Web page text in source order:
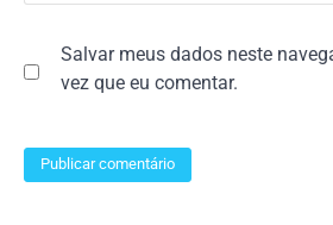
Salvar meus dados neste
vez que eu comentar.